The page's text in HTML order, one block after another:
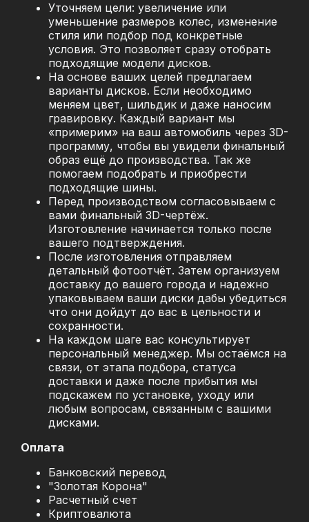
Уточняем цели: увеличение или
уменьшение размеров колес, изменение
стиля или подбор под конкретные
условия. Это позволяет сразу отобрать
подходящие модели дисков.
На основе ваших целей предлагаем
варианты дисков. Если необходимо
меняем цвет, шильдик и даже наносим
гравировку. Каждый вариант мы
«примерим» на ваш автомобиль через 3D-
программу, чтобы вы увидели финальный
образ ещё до производства. Так же
помогаем подобрать и приобрести
подходящие шины.
Перед производством согласовываем с
вами финальный 3D-чертёж.
Изготовление начинается только после
вашего подтверждения.
После изготовления отправляем
детальный фотоотчёт. Затем организуем
доставку до вашего города и надежно
упаковываем ваши диски дабы убедиться
что они дойдут до вас в цельности и
сохранности.
На каждом шаге вас консультирует
персональный менеджер. Мы остаёмся на
связи, от этапа подбора, статуса
доставки и даже после прибытия мы
подскажем по установке, уходу или
любым вопросам, связанным с вашими
дисками.
Оплата
Банковский перевод
"Золотая Корона"
Расчетный счет
Криптовалюта